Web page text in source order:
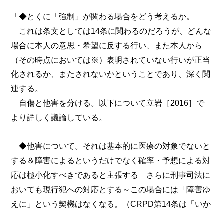
「◆とくに「強制」が関わる場合をどう考えるか。
これは条文としては14条に関わるのだろうが、どんな
場合に本人の意思・希望に反する行い、また本人から
（その時点においては※）表明されていない行いが正当
化されるか、またされないかということであり、深く関
連する。
自傷と他害を分ける。以下について立岩［2016］で
より詳しく議論している。
◆他害について。それは基本的に医療の対象でないと
する＆障害によるというだけでなく確率・予想による対
応は極小化すべきであると主張する さらに刑事司法に
おいても現行犯への対応とする～この場合には「障害ゆ
えに」という契機はなくなる。（CRPD第14条は「いか